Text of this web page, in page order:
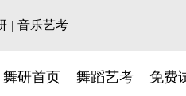
| 音乐艺考
舞研首页 舞蹈艺考 免费